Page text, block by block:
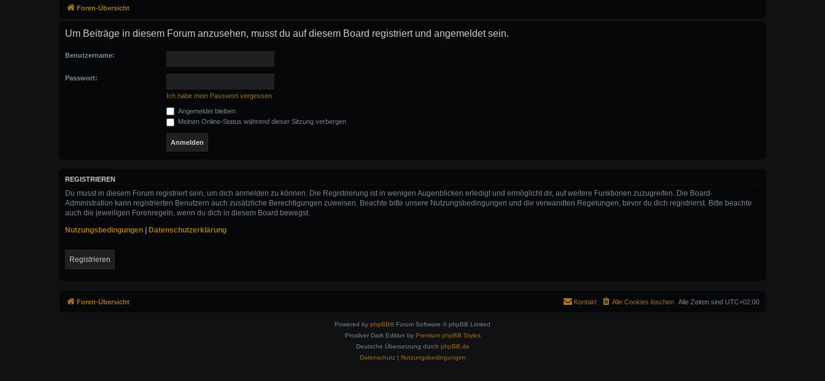
Foren-Übersicht
Um Beiträge in diesem Forum anzusehen, musst du auf diesem Board registriert und angemeldet sein.
Benutzername:
Passwort:
Ich habe mein Passwort vergessen
Angemeldet bleiben
Meinen Online-Status während dieser Sitzung verbergen
REGISTRIEREN
Du musst in diesem Forum registriert sein, um dich anmelden zu können. Die Registrierung ist in wenigen Augenblicken erledigt und ermöglicht dir, auf weitere Funktionen zuzugreifen. Die Board-
Administration kann registrierten Benutzern auch zusätzliche Berechtigungen zuweisen. Beachte bitte unsere Nutzungsbedingungen und die verwandten Regelungen, bevor du dich registrierst. Bitte beachte
auch die jeweiligen Forenregeln, wenn du dich in diesem Board bewegst.
Nutzungsbedingungen
Datenschutzerklärung
Registrieren
Foren-Übersicht Alle Zeiten sind UTC+02:00
Alle Cookies löschen
Kontakt
Powered by phpBB® Forum Software © phpBB Limited
Prosilver Dark Edition by Premium phpBB Styles
Deutsche Übersetzung durch phpBB.de
Datenschutz| Nutzungsbedingungen